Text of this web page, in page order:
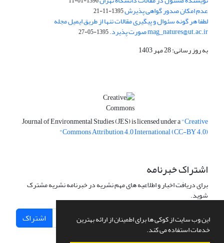
این وب سایت از کوکی ها برای اطمینان از ارائه بهترین
خدمات استفاده می کند.
عدم امکان صدور گواهی پذیرش1395-11-21
لطفا هر گونه سئوال و پیگیری مقالات تنها از طریق ایمیل مجله
mag_natures@ut.ac.ir صورت پذیرد. 1395-05-27
به روز رسانی: 28 مهر 1403
Journal of Environmental Studies (JES) is licensed under a"Creative
Commons Attribution 4.0 International (CC-BY 4.0)"
اشتراک خبرنامه
برای دریافت اخبار و اطلاعیه های مهم نشریه در خبرنامه نشریه مشترک
شوید.
اشتراک